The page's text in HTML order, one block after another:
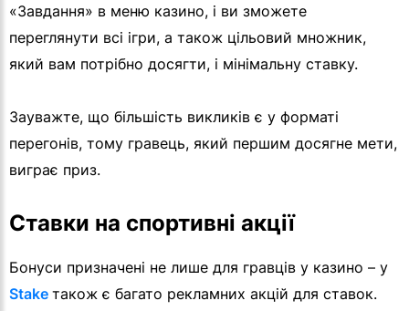
«Завдання» в меню казино, і ви зможете
переглянути всі ігри, а також цільовий множник,
який вам потрібно досягти, і мінімальну ставку.
Зауважте, що більшість викликів є у форматі
перегонів, тому гравець, який першим досягне мети,
виграє приз.
Ставки на спортивні акції
Бонуси призначені не лише для гравців у казино – у
Stake також є багато рекламних акцій для ставок.